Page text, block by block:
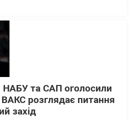
НАБУ та САП оголосили
ВАКС розглядає питання
захід